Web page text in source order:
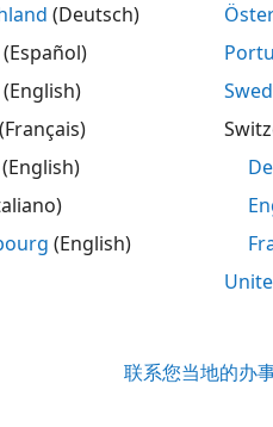
(Deutsch)
(Español)
(English)
(Français)
(English)
(English)
联系您当地的办